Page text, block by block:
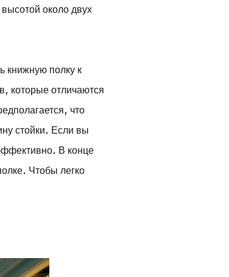
около двух
книжную полку к
которые отличаются
что
стойки. Если вы
В конце
Чтобы легко